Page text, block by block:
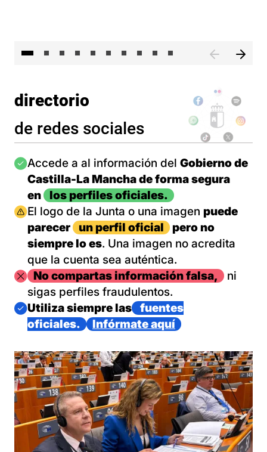
directorio
de redes sociales
Imagen
Accede a al información del Gobierno de
Castilla-La Mancha de forma segura
en
los perfiles oficiales.
Imagen
El logo de la Junta o una imagen puede
parecer
un perfil oficial
pero no
siempre lo es. Una imagen no acredita
que la cuenta sea auténtica.
ImagenNo compartas información falsa,
ni
sigas perfiles fraudulentos.
Imagen
Utiliza siempre las
fuentes
oficiales.
Infórmate aquí